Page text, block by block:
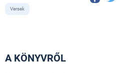
Versek
A KÖNYVRŐL